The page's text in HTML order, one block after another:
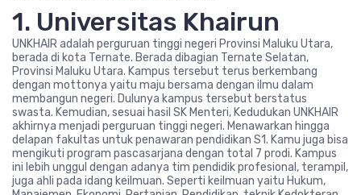
1. Universitas Khairun
UNKHAIR adalah perguruan tinggi negeri Provinsi Maluku Utara,
berada di kota Ternate. Berada dibagian Ternate Selatan,
Provinsi Maluku Utara. Kampus tersebut terus berkembang
dengan mottonya yaitu maju bersama dengan ilmu dalam
membangun negeri. Dulunya kampus tersebut berstatus
swasta. Kemudian, sesuai hasil SK Menteri, Kedudukan UNKHAIR
akhirnya menjadi perguruan tinggi negeri. Menawarkan hingga
delapan fakultas untuk penawaran pendidikan S1. Kamu juga bisa
mengikuti program pascasarjana dengan total 7 prodi. Kampus
ini lebih unggul dengan adanya tim pendidik profesional, terampil,
juga ahli pada idang keilmuan. Seperti keilmuan yaitu Hukum,